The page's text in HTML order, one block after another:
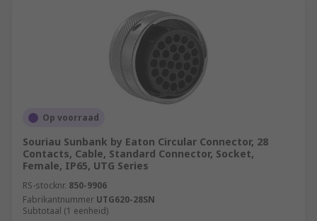
Op voorraad
Souriau Sunbank by Eaton Circular Connector, 28
Contacts, Cable, Standard Connector, Socket,
Female, IP65, UTG Series
RS-stocknr. 850-9906
Fabrikantnummer UTG620-28SN
Subtotaal (1 eenheid)